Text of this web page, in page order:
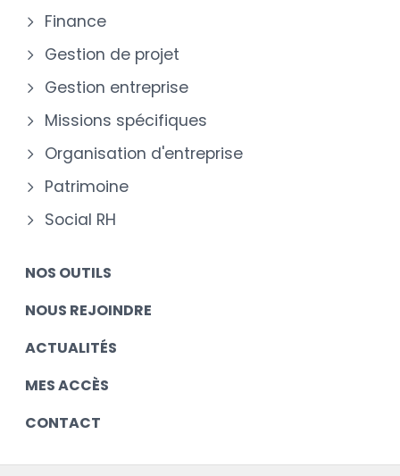
Finance
Gestion de projet
Gestion entreprise
Missions spécifiques
Organisation d'entreprise
Patrimoine
Social RH
NOS OUTILS
NOUS REJOINDRE
ACTUALITÉS
MES ACCÈS
CONTACT